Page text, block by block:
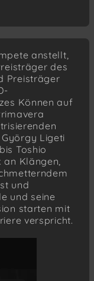
(2016)
(1966)
(2000)
anstellt,
des
Preisträger
Können auf
Ligeti
Toshio
Klängen,
und
und seine
starten mit
verspricht.